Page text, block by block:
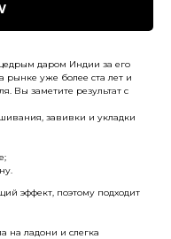
даром Индии за его
рынке уже более ста лет и
Вы заметите результат с
завивки и укладки
эффект, поэтому подходит
на ладони и слегка